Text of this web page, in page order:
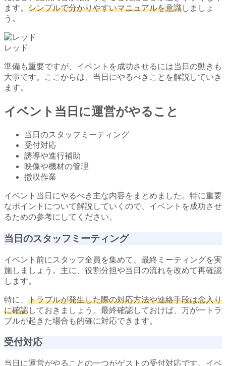
ます。 シンプルで分かりやすいマニュアルを意識しましょ
う。
レッド
準備も重要ですが、イベントを成功させるには当日の動きも
大事です。ここからは、当日にやるべきことを解説していき
ます。
イベント当日に運営がやること
当日のスタッフミーティング
受付対応
誘導や進行補助
映像や機材の管理
撤収作業
イベント当日にやるべき主な内容をまとめました。特に重要
なポイントについて解説していくので、イベントを成功させ
るための参考にしてください。
当日のスタッフミーティング
イベント前にスタッフ全員を集めて、最終ミーティングを実
施しましょう。主に、役割分担や当日の流れを改めて再確認
します。
特に、 トラブルが発生した際の対応方法や連絡手段は念入り
に確認しておきましょう。最終確認しておけば、万が一トラ
ブルが起きた場合も的確に対応できます。
受付対応
当日に運営がやることの一つがゲストの受付対応です。イベ